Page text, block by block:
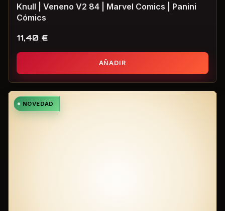
Knull | Veneno V2 84 | Marvel Comics | Panini
Cómics
11,40 €
AÑADIR
NOVEDAD